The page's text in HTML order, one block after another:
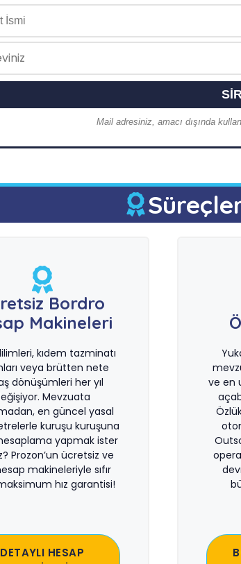
Mail adresiniz, amacı dışında
Bordro
Makineleri
kıdem tazminatı
veya brütten nete
dönüşümleri her yıl
Mevzuata
en güncel yasal
kuruşu kuruşuna
yapmak ister
Prozon’un ücretsiz ve
makineleriyle sıfır
hız garantisi!
DETAYLI HESAP
ve en